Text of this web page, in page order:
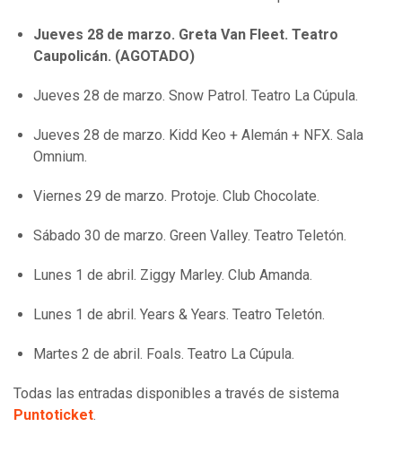
Jueves 28 de marzo. Greta Van Fleet. Teatro
Caupolicán. (AGOTADO)
Jueves 28 de marzo. Snow Patrol. Teatro La Cúpula.
Jueves 28 de marzo. Kidd Keo + Alemán + NFX. Sala
Omnium.
Viernes 29 de marzo. Protoje. Club Chocolate.
Sábado 30 de marzo. Green Valley. Teatro Teletón.
Lunes 1 de abril. Ziggy Marley. Club Amanda.
Lunes 1 de abril. Years & Years. Teatro Teletón.
Martes 2 de abril. Foals. Teatro La Cúpula.
Todas las entradas disponibles a través de sistema
Puntoticket